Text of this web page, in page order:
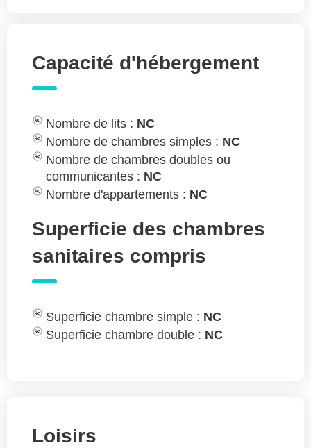
Capacité d'hébergement
Nombre de lits : NC
Nombre de chambres simples : NC
Nombre de chambres doubles ou
communicantes : NC
Nombre d'appartements : NC
Superficie des chambres
sanitaires compris
Superficie chambre simple : NC
Superficie chambre double : NC
Loisirs